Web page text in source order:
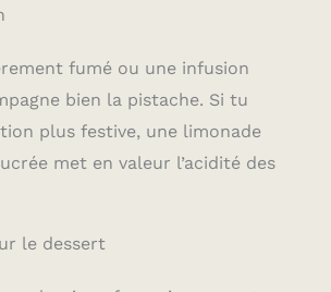
fumé ou une infusion
bien la pistache. Si tu
plus festive, une limonade
met en valeur l’acidité des
le dessert